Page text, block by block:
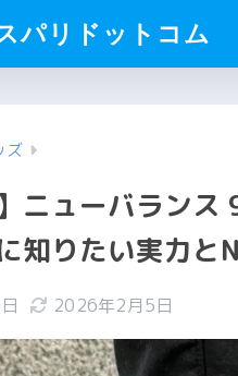
パリドットコム
ズ
ニューバラン
知りたい実力と
2026年2月5日